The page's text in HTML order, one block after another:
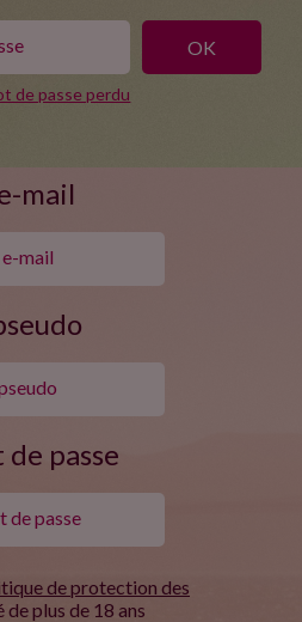
de passe perdu
mail
passe
de protection des
plus de 18 ans